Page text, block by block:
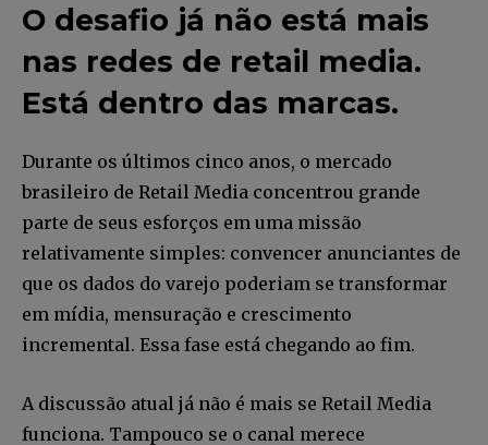
O desafio já não está mais
nas redes de retail media.
Está dentro das marcas.
Durante os últimos cinco anos, o mercado
brasileiro de Retail Media concentrou grande
parte de seus esforços em uma missão
relativamente simples: convencer anunciantes de
que os dados do varejo poderiam se transformar
em mídia, mensuração e crescimento
incremental. Essa fase está chegando ao fim.
A discussão atual já não é mais se Retail Media
funciona. Tampouco se o canal merece